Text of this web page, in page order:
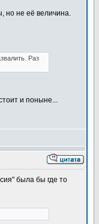
но не её величина.
Раз
и поныне...
была бы где то